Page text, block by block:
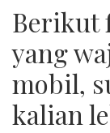
Berikut
yang
mobil,
kalian